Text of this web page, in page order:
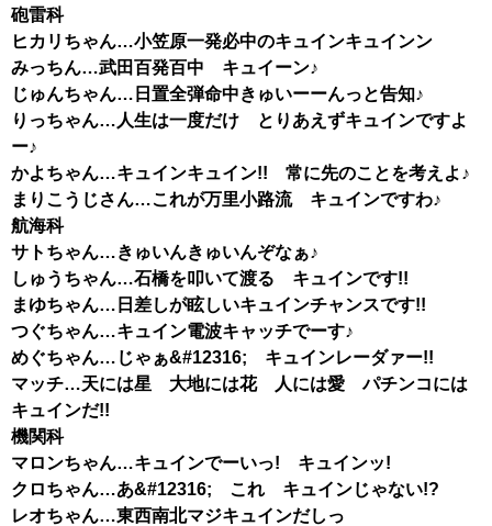
砲雷科
ヒカリちゃん…小笠原一発必中のキュインキュインン
みっちん…武田百発百中 キュイーン♪
じゅんちゃん…日置全弾命中きゅいーーんっと告知♪
りっちゃん…人生は一度だけ とりあえずキュインですよ
ー♪
かよちゃん…キュインキュイン!! 常に先のことを考えよ♪
まりこうじさん…これが万里小路流 キュインですわ♪
航海科
サトちゃん…きゅいんきゅいんぞなぁ♪
しゅうちゃん…石橋を叩いて渡る キュインです!!
まゆちゃん…日差しが眩しいキュインチャンスです!!
つぐちゃん…キュイン電波キャッチでーす♪
めぐちゃん…じゃぁ&#12316; キュインレーダァー!!
マッチ…天には星 大地には花 人には愛 パチンコには
キュインだ!!
機関科
マロンちゃん…キュインでーいっ! キュインッ!
クロちゃん…あ&#12316; これ キュインじゃない!?
レオちゃん…東西南北マジキュインだしっ